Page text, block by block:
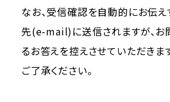
なお、受信確認を自動的にお伝
先(e-mail)に送信されますが、お
るお答えを控えさせていただきま
ご了承ください。